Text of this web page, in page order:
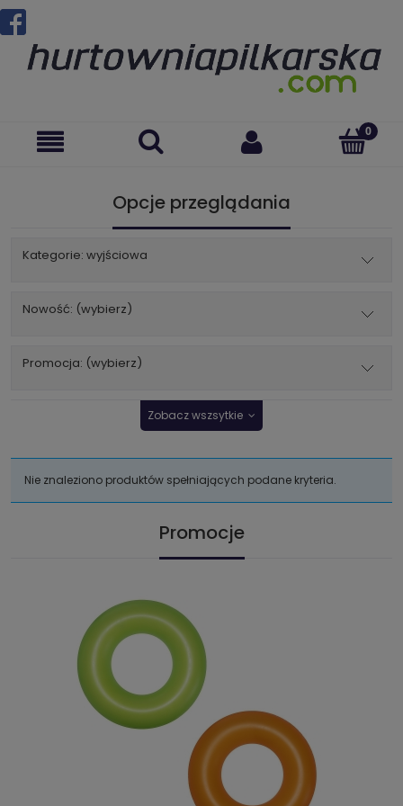
Opcje przeglądania
Kategorie: wyjściowa
Nowość: (wybierz)
Promocja: (wybierz)
Zobacz wszsytkie
Nie znaleziono produktów spełniających podane kryteria.
Promocje